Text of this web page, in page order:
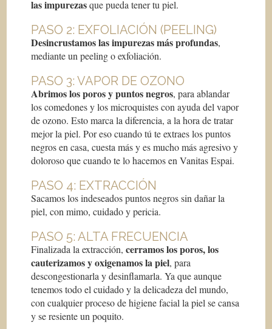
las impurezasque pueda tener tu piel.
PASO 2: EXFOLIACIÓN (PEELING)
Desincrustamos las impurezas más profundas,
mediante un peeling o exfoliación.
PASO 3: VAPOR DE OZONO
Abrimos los poros y puntos negros, para ablandar
los comedones y los microquistes con ayuda del vapor
de ozono. Esto marca la diferencia, a la hora de tratar
mejor la piel. Por eso cuando tú te extraes los puntos
negros en casa, cuesta más y es mucho más agresivo y
doloroso que cuando te lo hacemos en Vanitas Espai.
PASO 4: EXTRACCIÓN
Sacamos los indeseados puntos negros sin dañar la
piel, con mimo, cuidado y pericia.
PASO 5: ALTA FRECUENCIA
Finalizada la extracción,cerramos los poros, los
cauterizamos y oxigenamos la piel, para
descongestionarla y desinflamarla. Ya que aunque
tenemos todo el cuidado y la delicadeza del mundo,
con cualquier proceso de higiene facial la piel se cansa
y se resiente un poquito.